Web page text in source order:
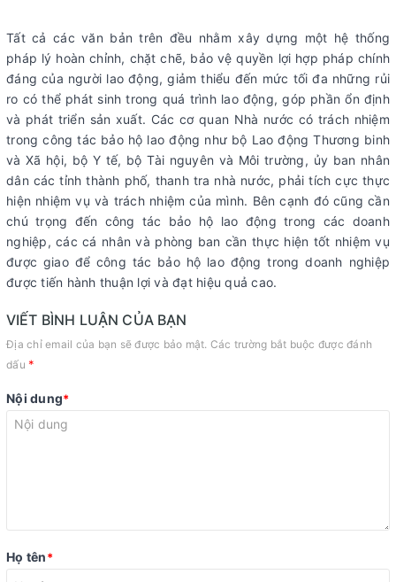
Tất cả các văn bản trên đều nhằm xây dựng một hệ thống
pháp lý hoàn chỉnh, chặt chẽ, bảo vệ quyền lợi hợp pháp chính
đáng của người lao động, giảm thiểu đến mức tối đa những rủi
ro có thể phát sinh trong quá trình lao động, góp phần ổn định
và phát triển sản xuất. Các cơ quan Nhà nước có trách nhiệm
trong công tác bảo hộ lao động như bộ Lao động Thương binh
và Xã hội, bộ Y tế, bộ Tài nguyên và Môi trường, ủy ban nhân
dân các tỉnh thành phố, thanh tra nhà nước, phải tích cực thực
hiện nhiệm vụ và trách nhiệm của mình. Bên cạnh đó cũng cần
chú trọng đến công tác bảo hộ lao động trong các doanh
nghiệp, các cá nhân và phòng ban cần thực hiện tốt nhiệm vụ
được giao để công tác bảo hộ lao động trong doanh nghiệp
được tiến hành thuận lợi và đạt hiệu quả cao.
VIẾT BÌNH LUẬN CỦA BẠN
Địa chỉ email của bạn sẽ được bảo mật. Các trường bắt buộc được đánh
dấu *
Nội dung*
Họ tên*